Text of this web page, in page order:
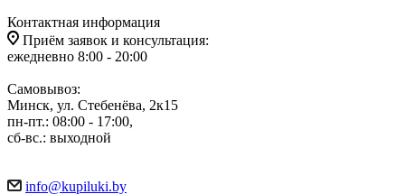
Контактная информация
Приём заявок и консультация:
ежедневно 8:00 - 20:00
Самовывоз:
Минск, ул. Стебенёва, 2к15
пн-пт.: 08:00 - 17:00,
сб-вс.: выходной
info@kupiluki.by